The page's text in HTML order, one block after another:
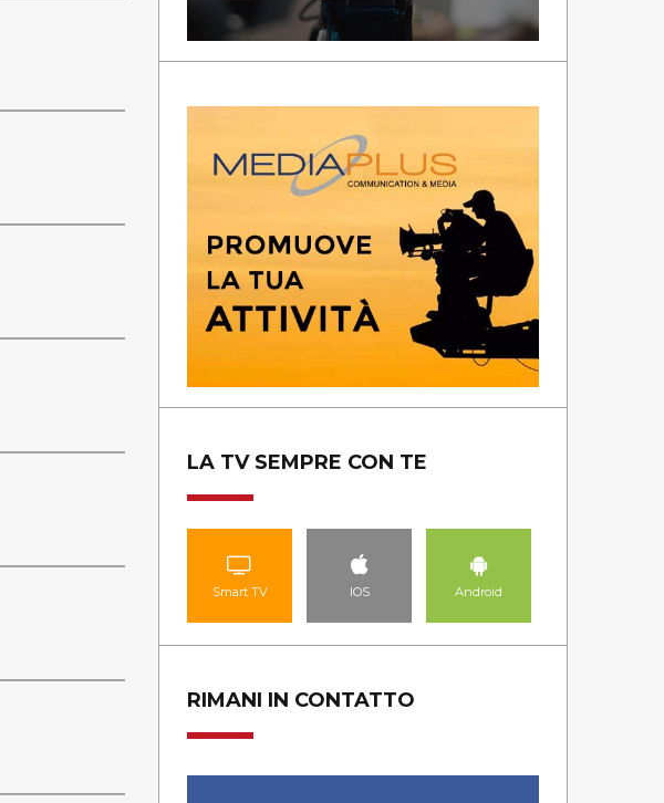
LA TV SEMPRE CON TE
Smart TV IOS Android
RIMANI IN CONTATTO